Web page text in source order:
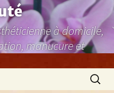
à domicile,
manucure et